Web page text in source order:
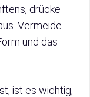
drücke
Vermeide
und das
ist es wichtig,